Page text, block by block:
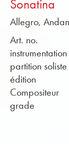
Sonatina
Allegro,
Art. no.
instrumentation
partition soliste
édition
Compositeur
grade